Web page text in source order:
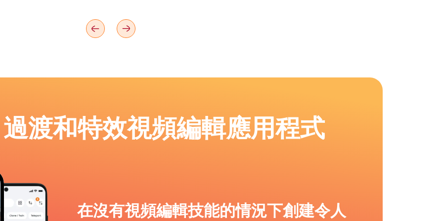
渡和特效視頻編輯應用程式
在沒有視頻編輯技能的情況下創建令人